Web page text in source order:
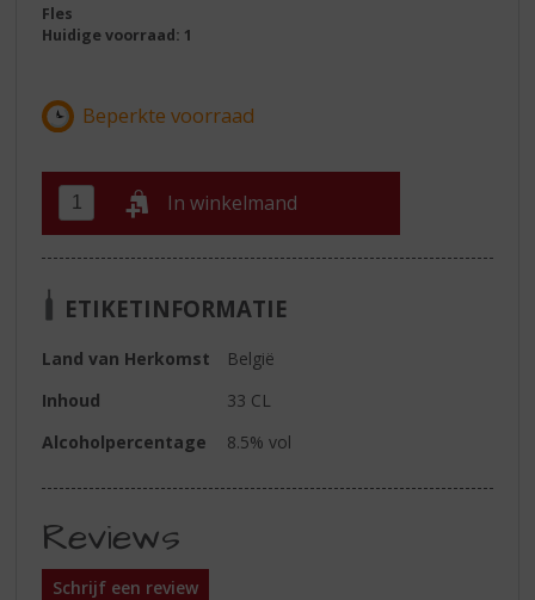
Fles
Huidige voorraad: 1
In winkelmand
ETIKETINFORMATIE
Land van Herkomst
België
Inhoud
33 CL
Alcoholpercentage
8.5% vol
Reviews
Schrijf een review